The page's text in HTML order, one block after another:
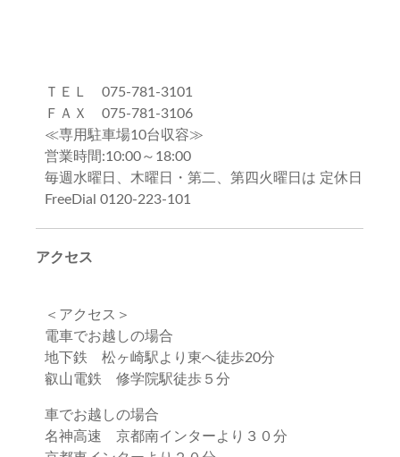
ＴＥＬ 075-781-3101
ＦＡＸ 075-781-3106
≪専用駐車場10台収容≫
営業時間:10:00～18:00
毎週水曜日、木曜日・第二、第四火曜日は 定休日
FreeDial 0120-223-101
アクセス
＜アクセス＞
電車でお越しの場合
地下鉄 松ヶ崎駅より東へ徒歩20分
叡山電鉄 修学院駅徒歩５分
車でお越しの場合
名神高速 京都南インターより３０分